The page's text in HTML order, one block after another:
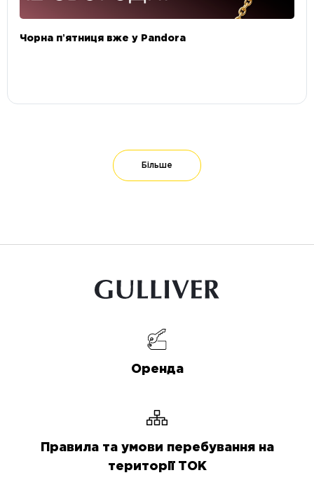
Чорна пʼятниця вже у Pandora
Більше
Оренда
Правила та умови перебування на
території ТОК